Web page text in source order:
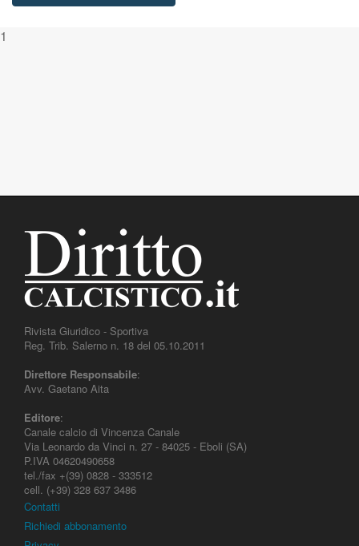
1
Rivista Giuridico - Sportiva
Reg. Trib. Salerno n. 18 del 05.10.2011
Direttore Responsabile:
Avv. Gaetano Aita
Editore:
Canale calcio di Vincenza Canale
Via Leonardo da Vinci n. 27 - 84025 - Eboli (SA)
P.IVA 04620490658
tel./fax +(39) 0828 - 333512
cell. (+39) 328 637 3486
Contatti
Richiedi abbonamento